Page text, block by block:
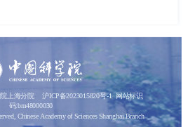
上海分院 沪ICP备2023015820号-1 网站标识
码:bm48000030
Chinese Academy of Sciences Shanghai Branch